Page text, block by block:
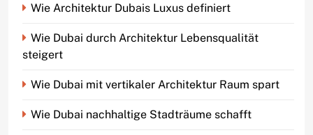
Wie Architektur Dubais Luxus definiert
Wie Dubai durch Architektur Lebensqualität
steigert
Wie Dubai mit vertikaler Architektur Raum spart
Wie Dubai nachhaltige Stadträume schafft